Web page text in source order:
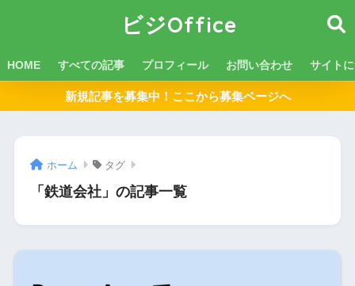
ビジOffice
HOME すべての記事 プロフィール お問い合わせ サイト
新規記事を募集中！ここから募集ページへ
ホーム タグ
「鉄道会社」の記事一覧